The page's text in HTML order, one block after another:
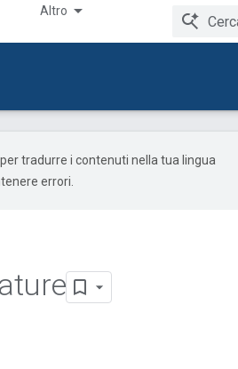
Altro
tradurre i contenuti nella tua lingua
errori.